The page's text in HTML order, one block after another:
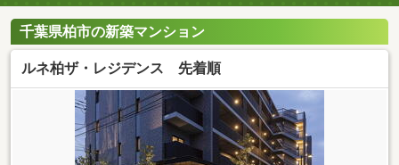
千葉県柏市の新築マンション
ルネ柏ザ・レジデンス 先着順